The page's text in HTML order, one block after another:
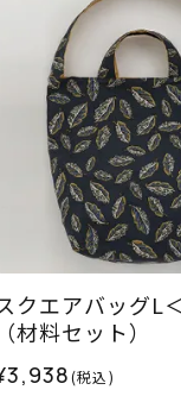
クエアバッグL
（材料セット）
(税込)